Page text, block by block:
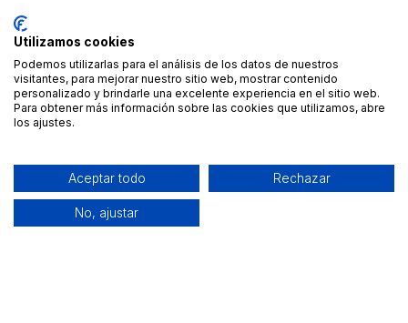
Utilizamos cookies
Podemos utilizarlas para el análisis de los datos de nuestros
visitantes, para mejorar nuestro sitio web, mostrar contenido
personalizado y brindarle una excelente experiencia en el sitio web.
Para obtener más información sobre las cookies que utilizamos, abre
los ajustes.
Aceptar todo Rechazar
No, ajustar